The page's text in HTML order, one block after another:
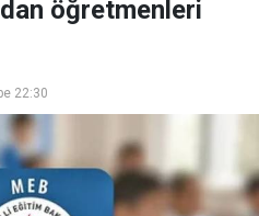
öğretmenleri
22:30